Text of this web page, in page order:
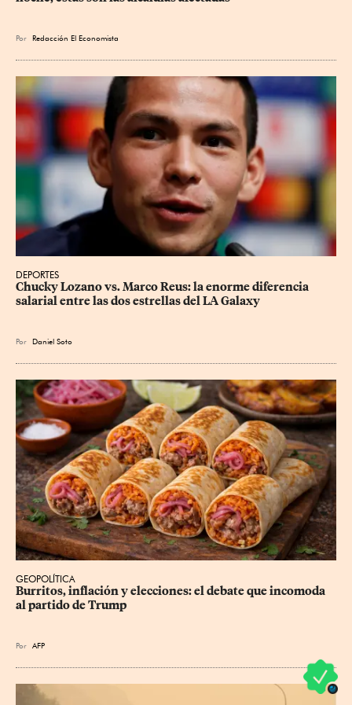
Por Redacción El Economista
DEPORTES
Chucky Lozano vs. Marco Reus: la enorme diferencia
salarial entre las dos estrellas del LA Galaxy
Por Daniel Soto
GEOPOLÍTICA
Burritos, inflación y elecciones: el debate que incomoda
al partido de Trump
Por AFP